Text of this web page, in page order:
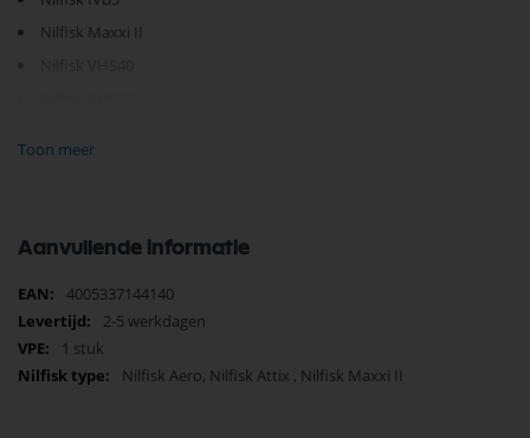
Nilfisk Maxxi II
Nilfisk Waterzuigmond
Nilfisk Nat-Droogzuigers onderdelen
Zuigmond
Nilfisk Attix
Nilfisk Aero
Nilfisk Maxxi II
Toon meer
Aanvullende informatie
Meer
informatie
4005337144140
2-5 werkdagen
1 stuk
Nilfisk Aero, Nilfisk Attix , Nilfisk Maxxi II